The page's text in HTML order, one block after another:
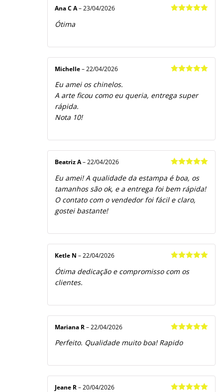
Ana C A– 23/04/2026
Ótima
Michelle – 22/04/2026
Eu amei os chinelos.
A arte ficou como eu queria, entrega super
rápida.
Nota 10!
de 5
Beatriz A– 22/04/2026
Eu amei! A qualidade da estampa é boa, os
tamanhos são ok, e a entrega foi bem rápida!
O contato com o vendedor foi fácil e claro,
gostei bastante!
de 5
Ketle N – 22/04/2026
Ótima dedicação e compromisso com os
clientes.
de 5
Mariana R – 22/04/2026
Perfeito. Qualidade muito boa! Rapido
Jeane R – 20/04/2026